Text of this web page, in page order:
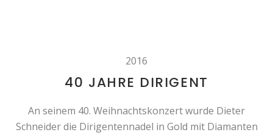
2016
40 JAHRE DIRIGENT
An seinem 40. Weihnachtskonzert wurde Dieter
Schneider die Dirigentennadel in Gold mit Diamanten